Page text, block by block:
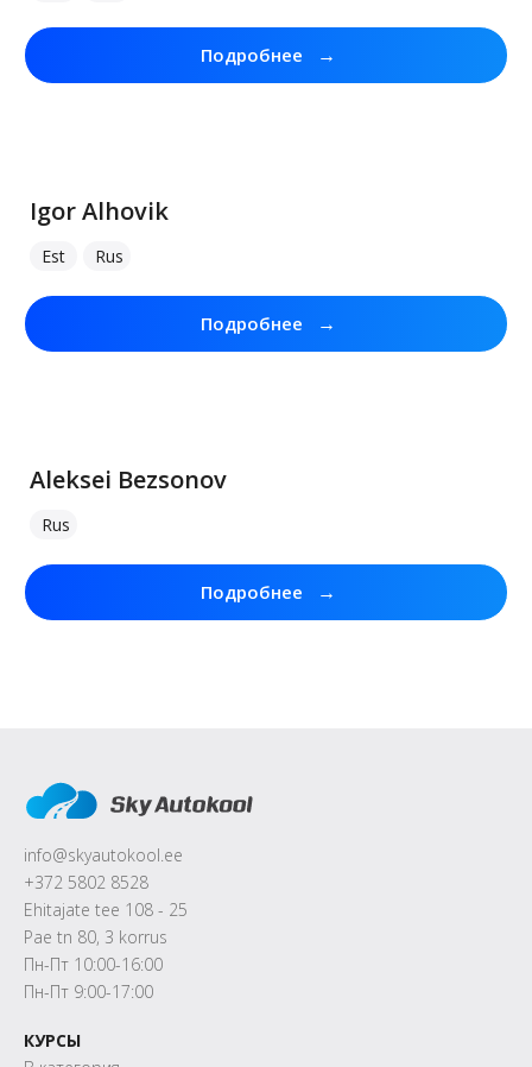
Подробнее →
Igor Alhovik
Est Rus
Подробнее →
Aleksei Bezsonov
Rus
Подробнее →
info@skyautokool.ee
+372 5802 8528
Ehitajate tee 108 - 25
Pae tn 80, 3 korrus
Пн-Пт 10:00-16:00
Пн-Пт 9:00-17:00
КУРСЫ